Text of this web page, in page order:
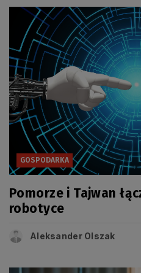
GOSPODARKA
Pomorze i Tajwan
robotyce
Aleksander Olszak